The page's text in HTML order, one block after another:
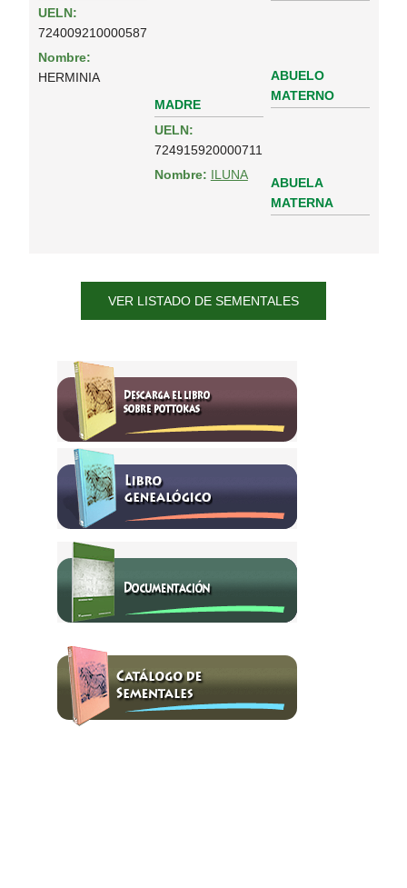
UELN:
724009210000587
Nombre:
HERMINIA
MADRE
UELN:
724915920000711
Nombre: ILUNA
ABUELO
MATERNO
ABUELA
MATERNA
VER LISTADO DE SEMENTALES